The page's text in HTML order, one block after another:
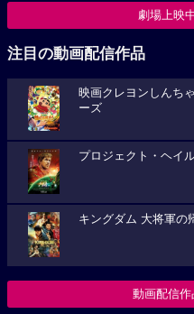
劇場上映
注目の動画配信作品
映画クレヨンしんち
ーズ
プロジェクト・ヘイ
キングダム 大将軍の
動画配信作